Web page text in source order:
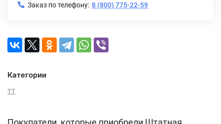
Заказ по телефону: 8 (800) 775-22-59
Категории
TT